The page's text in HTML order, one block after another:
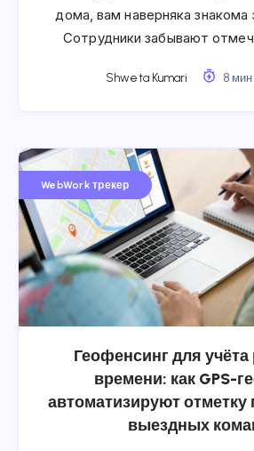
дома, вам наверняка знакома
Сотрудники забывают
Shweta Kumari 8
WebWork трекер
Геофенсинг для учёта
времени: как GPS-
автоматизируют отметку
выездных